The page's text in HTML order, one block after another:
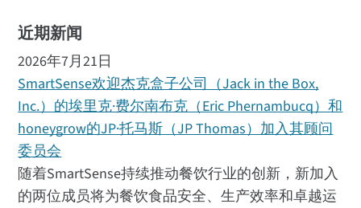
近期新闻
2026年7月21日
SmartSense欢迎杰克盒子公司（Jack in the Box,
Inc.）的埃里克·费尔南布克（Eric Phernambucq）和
honeygrow的JP·托马斯（JP Thomas）加入其顾问
委员会
随着SmartSense持续推动餐饮行业的创新，新加入
的两位成员将为餐饮食品安全、生产效率和卓越运